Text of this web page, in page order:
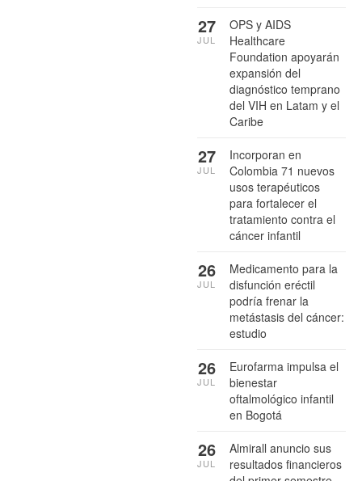
OPS y AIDS
Healthcare
Foundation apoyarán
expansión del
diagnóstico temprano
del VIH en Latam y el
Caribe
27
JUL
Incorporan en
Colombia 71 nuevos
usos terapéuticos
para fortalecer el
tratamiento contra el
cáncer infantil
27
JUL
Medicamento para la
disfunción eréctil
podría frenar la
metástasis del cáncer:
estudio
26
JUL
Eurofarma impulsa el
bienestar
oftalmológico infantil
en Bogotá
26
JUL
Almirall anuncio sus
resultados financieros
26
JUL